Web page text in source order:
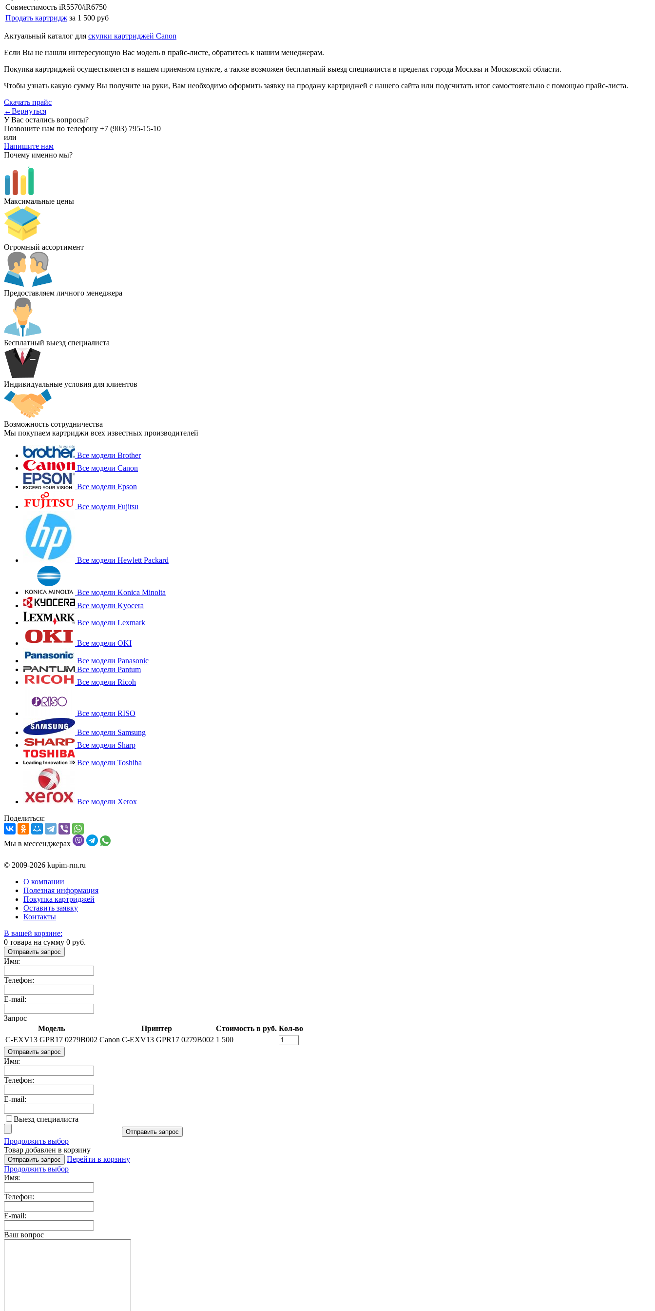
Совместимость iR5570/iR6750
Продать картридж за 1 500 руб
Актуальный каталог для скупки картриджей Canon
Если Вы не нашли интересующую Вас модель в прайс-листе, обратитесь к нашим менеджерам.
Покупка картриджей осуществляется в нашем приемном пункте, а также возможен бесплатный выезд специалиста в пределах города Москвы и Московской области.
Чтобы узнать какую сумму Вы получите на руки, Вам необходимо оформить заявку на продажу картриджей с нашего сайта или подсчитать итог самостоятельно с помощью прайс-листа.
Скачать прайс
←Вернуться
У Вас остались вопросы?
Позвоните нам по телефону +7 (903) 795-15-10
или
Напишите нам
Почему именно мы?
Максимальные цены
Огромный ассортимент
Предоставляем личного менеджера
Бесплатный выезд специалиста
Индивидуальные условия для клиентов
Возможность сотрудничества
Мы покупаем картриджи всех известных производителей
Все модели Brother
Все модели Canon
Все модели Epson
Все модели Fujitsu
Все модели Hewlett Packard
Все модели Konica Minolta
Все модели Kyocera
Все модели Lexmark
Все модели OKI
Все модели Panasonic
Все модели Pantum
Все модели Ricoh
Все модели RISO
Все модели Samsung
Все модели Sharp
Все модели Toshiba
Все модели Xerox
Поделиться:
Мы в мессенджерах
© 2009-2026 kupim-rm.ru
О компании
Полезная информация
Покупка картриджей
Оставить заявку
Контакты
В вашей корзине:
0 товара на сумму 0 руб.
Отправить запрос
Имя:
Телефон:
E-mail:
Запрос
Модель
Принтер Стоимость в руб. Кол-во
C-EXV13 GPR17 0279B002 Canon C-EXV13 GPR17 0279B002 1 500
Отправить запрос
Имя:
Телефон:
E-mail:
Выезд специалиста
Отправить запрос
Продолжить выбор
Товар добавлен в корзину
Отправить запрос
Перейти в корзину
Продолжить выбор
Имя:
Телефон:
E-mail:
Ваш вопрос